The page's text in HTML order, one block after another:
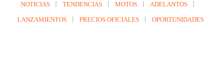
NOTICIAS TENDENCIAS MOTOS ADELANTOS
LANZAMIENTOS PRECIOS OFICIALES OPORTUNIDADES